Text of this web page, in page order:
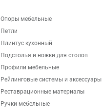
Опоры мебельные
Петли
Плинтус кухонный
Подстолья и ножки для столов
Профили мебельные
Рейлинговые системы и аксессуары
Реставрационные материалы
Ручки мебельные